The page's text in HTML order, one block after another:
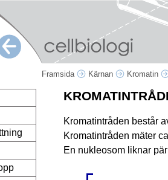
Framsida Kärnan Kromatin
Kromatintråden består
Kromatintråden mäter
En nukleosom liknar